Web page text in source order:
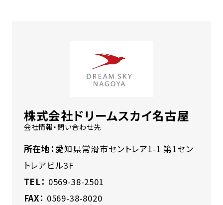
株式会社ドリームスカイ名古屋
会社情報・問い合わせ先
所在地： 愛知県常滑市セントレア1-1 第1セン
トレアビル3F
TEL： 0569-38-2501
FAX： 0569-38-8020